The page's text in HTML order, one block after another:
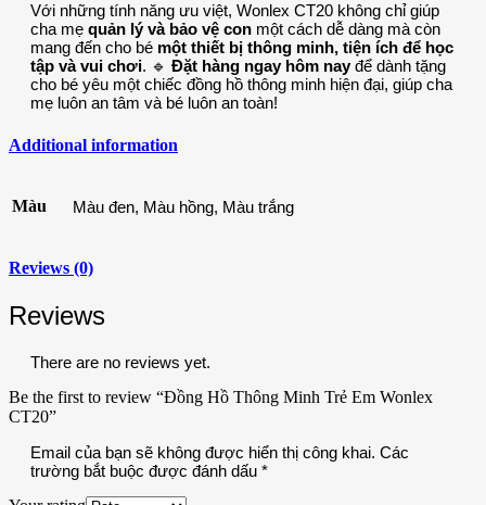
Với những tính năng ưu việt, Wonlex CT20 không chỉ giúp
cha mẹ quản lý và bảo vệ con một cách dễ dàng mà còn
mang đến cho bé một thiết bị thông minh, tiện ích để học
tập và vui chơi. 🔹 Đặt hàng ngay hôm nayđể dành tặng
cho bé yêu một chiếc đồng hồ thông minh hiện đại, giúp cha
mẹ luôn an tâm và bé luôn an toàn!
Additional information
Màu Màu đen, Màu hồng, Màu trắng
Reviews (0)
Reviews
There are no reviews yet.
Be the first to review “Đồng Hồ Thông Minh Trẻ Em Wonlex
CT20”
Email của bạn sẽ không được hiển thị công khai. Các
trường bắt buộc được đánh dấu *